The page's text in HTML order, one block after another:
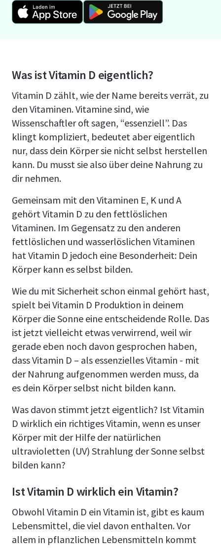
Was ist Vitamin D eigentlich?
Vitamin D zählt, wie der Name bereits verrät, zu
den Vitaminen. Vitamine sind, wie
Wissenschaftler oft sagen, “essenziell”. Das
klingt kompliziert, bedeutet aber eigentlich
nur, dass dein Körper sie nicht selbst herstellen
kann. Du musst sie also über deine Nahrung zu
dir nehmen.
Gemeinsam mit den Vitaminen E, K und A
gehört Vitamin D zu den fettlöslichen
Vitaminen. Im Gegensatz zu den anderen
fettlöslichen und wasserlöslichen Vitaminen
hat Vitamin D jedoch eine Besonderheit: Dein
Körper kann es selbst bilden.
Wie du mit Sicherheit schon einmal gehört hast,
spielt bei Vitamin D Produktion in deinem
Körper die Sonne eine entscheidende Rolle. Das
ist jetzt vielleicht etwas verwirrend, weil wir
gerade eben noch davon gesprochen haben,
dass Vitamin D – als essenzielles Vitamin - mit
der Nahrung aufgenommen werden muss, da
es dein Körper selbst nicht bilden kann.
Was davon stimmt jetzt eigentlich? Ist Vitamin
D wirklich ein richtiges Vitamin, wenn es unser
Körper mit der Hilfe der natürlichen
ultravioletten (UV) Strahlung der Sonne selbst
bilden kann?
Ist Vitamin D wirklich ein Vitamin?
Obwohl Vitamin D ein Vitamin ist, gibt es kaum
Lebensmittel, die viel davon enthalten. Vor
allem in pflanzlichen Lebensmitteln kommt